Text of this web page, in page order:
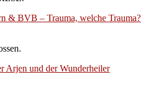
& BVB – Trauma, welche Trauma?
Arjen und der Wunderheiler